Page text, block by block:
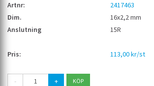
2417463
16x2,2 mm
15R
113,00 kr/st
- +